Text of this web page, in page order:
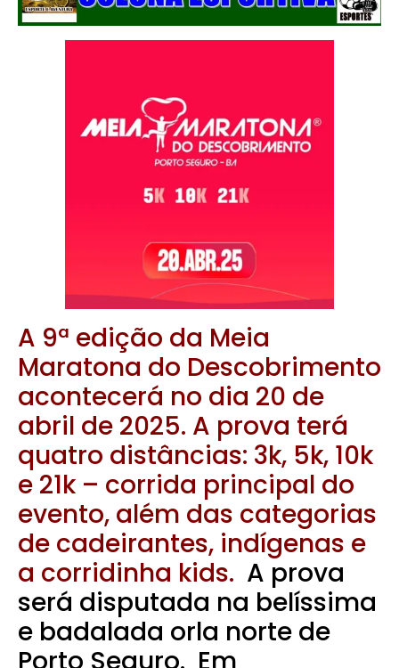
A 9ª edição da Meia
Maratona do Descobrimento
acontecerá no dia 20 de
abril de 2025. A prova terá
quatro distâncias: 3k, 5k, 10k
e 21k – corrida principal do
evento, além das categorias
de cadeirantes, indígenas e
a corridinha kids. A prova
será disputada na belíssima
e badalada orla norte de